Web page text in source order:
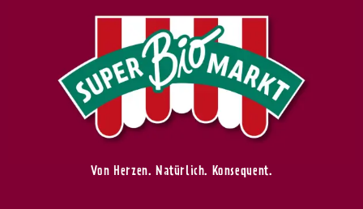
Von Herzen. Natürlich. Konsequent.